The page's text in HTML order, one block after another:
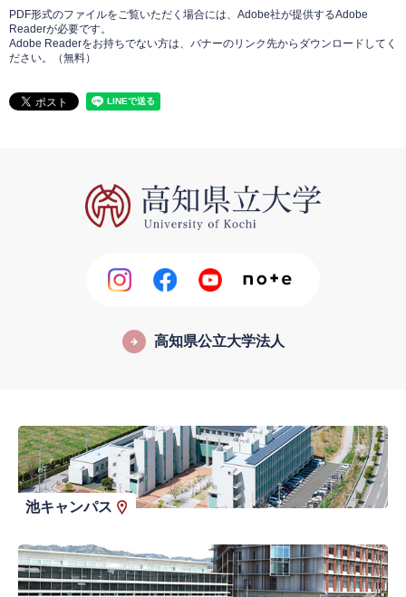
PDF形式のファイルをご覧いただく場合には、Adobe社が提供するAdobe
Readerが必要です。
Adobe Readerをお持ちでない方は、バナーのリンク先からダウンロードしてく
ださい。（無料）
高知県公立大学法人
池キャンパス